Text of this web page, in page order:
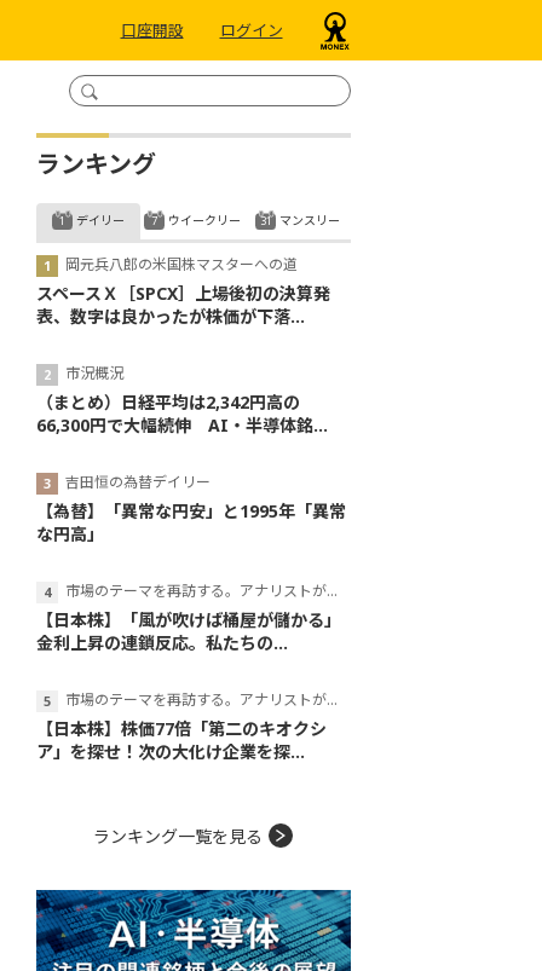
口座開設 ログイン
ランキング
デイリー
岡元兵八郎の米国株マスターへの道
スペースＸ［SPCX］上場後初の決算発
表、数字は良かったが株価が下落...
市況概況
（まとめ）日経平均は2,342円高の
66,300円で大幅続伸 AI・半導体銘...
吉田恒の為替デイリー
【為替】「異常な円安」と1995年「異常
な円高」
市場のテーマを再訪する。アナリストが読み解くテーマの本質
【日本株】「風が吹けば桶屋が儲かる」
金利上昇の連鎖反応。私たちの...
市場のテーマを再訪する。アナリストが読み解くテーマの本質
【日本株】株価77倍「第二のキオクシ
ア」を探せ！次の大化け企業を探...
ウイークリー マンスリー
ランキング一覧を見る